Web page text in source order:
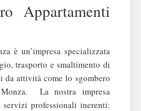
Appartamenti
è un’impresa specializzata
trasporto e smaltimento di
attività come lo sgombero
La nostra impresa
servizi professionali inerenti: